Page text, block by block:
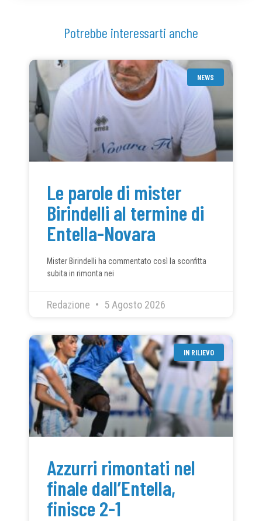
Potrebbe interessarti anche
NEWS
Le parole di mister
Birindelli al termine di
Entella-Novara
Mister Birindelli ha commentato così la sconfitta
subita in rimonta nei
Redazione 5 Agosto 2026
IN RILIEVO
Azzurri rimontati nel
finale dall’Entella,
finisce 2-1